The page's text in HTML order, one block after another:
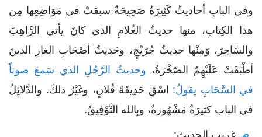
وفي البابِ أحاديثُ كَثِيرَةٌ صَحِيحَةٌ سبقتْ في مَوَاضِعِها مِن
هذا الكِتابِ، منها حديثُ الغُلامِ الذي كانَ يأتي الرَّاهِبَ
والسّاحِرَ، وَمِنْها حديثُ جُرَيْجٍ، وحَديثُ أصْحَابِ الغارِ الذينَ
أطْبَقَتْ عَلَيْهِمُ الصّخْرَةُ، وحديثُ الرَّجُلِ الذي سَمعَ صوتاً
في السَّحَابِ يقولُ: اسْقِ حَدِيقَةَ فُلانٍ، وغَيْرُ ذلكَ. والدَّلائِلُ
في الباب كثيرَةٌ مَشْهُورةٌ، وبِالله التَّوْفِيقُ.
غريب الحديث: